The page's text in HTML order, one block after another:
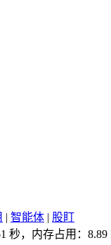
| 智能体 | 股盯
秒，内存占用：8.89